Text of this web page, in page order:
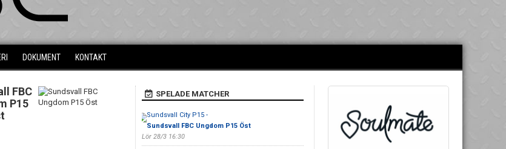
DOKUMENT KONTAKT
FBC
P15
SPELADE MATCHER
Sundsvall City P15 -
Sundsvall FBC Ungdom P15 Öst
Lör 28/3 16:30